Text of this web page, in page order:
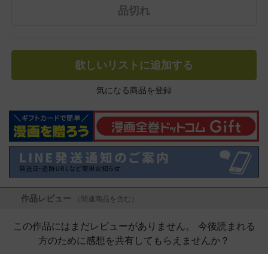
品切れ
欲しいリストに追加する
気になる商品を登録
作品レビュー （関連商品を含む）
この作品にはまだレビューがありません。 今後読まれる
方のために感想を共有してもらえませんか？